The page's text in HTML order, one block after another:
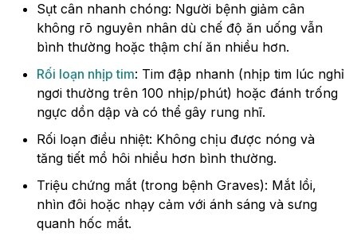
Sụt cân nhanh chóng: Người bệnh giảm cân
không rõ nguyên nhân dù chế độ ăn uống vẫn
bình thường hoặc thậm chí ăn nhiều hơn.
Rối loạn nhịp tim: Tim đập nhanh (nhịp tim lúc nghỉ
ngơi thường trên 100 nhịp/phút) hoặc đánh trống
ngực dồn dập và có thể gây rung nhĩ.
Rối loạn điều nhiệt: Không chịu được nóng và
tăng tiết mồ hôi nhiều hơn bình thường.
Triệu chứng mắt (trong bệnh Graves): Mắt lồi,
nhìn đôi hoặc nhạy cảm với ánh sáng và sưng
quanh hốc mắt.